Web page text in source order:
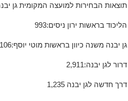
תוצאות הבחירות למועצה המקומית גן
הליכוד בראשות ירון ניסים:993
גן יבנה משנה כיוון בראשות מוטי יוסף:1,106
דרור לגן יבנה:2,911
דרך חדשה לגן יבנה 1,235